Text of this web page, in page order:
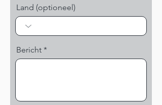
Land (optioneel)
Bericht